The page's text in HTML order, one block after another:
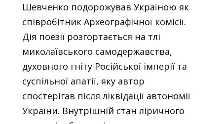
Шевченко подорожував Україною як
співробітник Археографічної комісії.
Дія поезії розгортається на тлі
миколаївського самодержавства,
духовного гніту Російської імперії та
суспільної апатії, яку автор
спостерігав після ліквідації автономії
України. Внутрішній стан ліричного